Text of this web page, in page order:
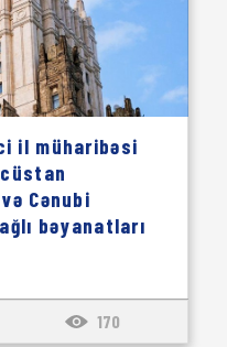
il müharibəsi
Cənubi
bəyanatları
170